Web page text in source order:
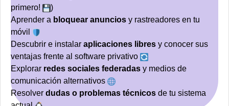
primero!
)
Aprender a bloquear anuncios y rastreadores en tu
móvil
Descubrir e instalar aplicaciones libres y conocer sus
ventajas frente al software privativo
Explorar redes sociales federadas y medios de
comunicación alternativos
Resolver dudas o problemas técnicos de tu sistema